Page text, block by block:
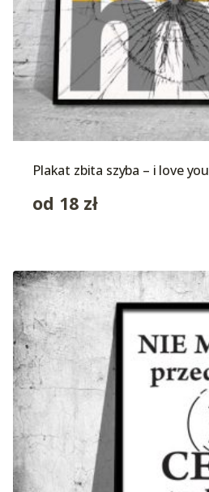
Plakat zbita szyba – i love you
od 18 zł